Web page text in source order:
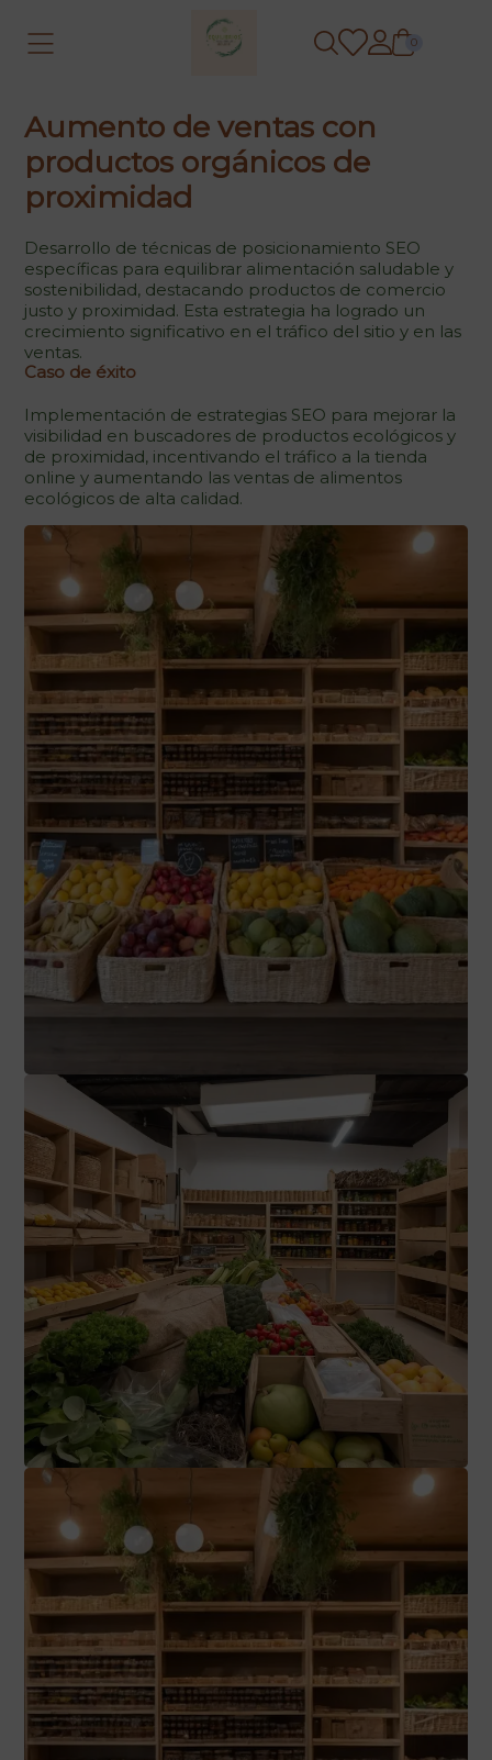
0
Aumento de ventas con
productos orgánicos de
proximidad
Desarrollo de técnicas de posicionamiento SEO
específicas para equilibrar alimentación saludable y
sostenibilidad, destacando productos de comercio
justo y proximidad. Esta estrategia ha logrado un
crecimiento significativo en el tráfico del sitio y en las
ventas.
Caso de éxito
Implementación de estrategias SEO para mejorar la
visibilidad en buscadores de productos ecológicos y
de proximidad, incentivando el tráfico a la tienda
online y aumentando las ventas de alimentos
ecológicos de alta calidad.